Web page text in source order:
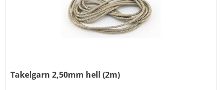
Takelgarn 2,50mm hell (2m)